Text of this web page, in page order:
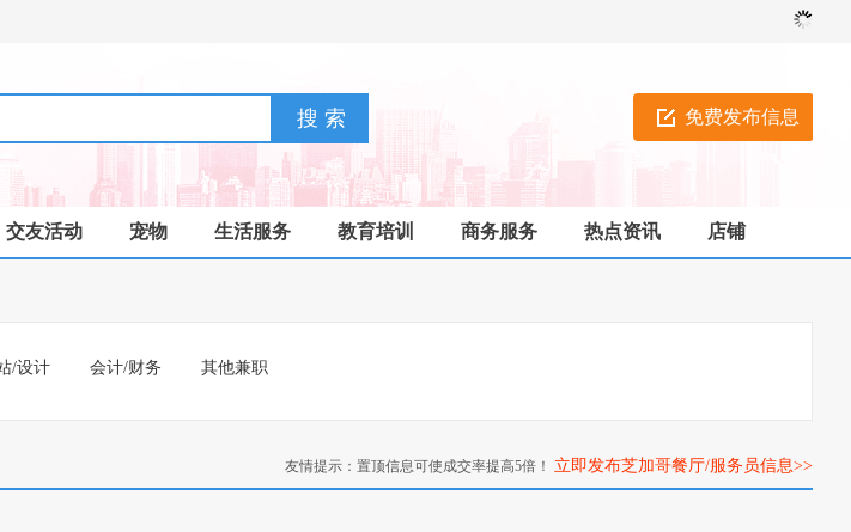
免费发布信息
交友活动 宠物 生活服务 教育培训 商务服务 热点资讯 店铺
/设计 会计/财务 其他兼职
友情提示：置顶信息可使成交率提高5倍！ 立即发布芝加哥餐厅/服务员信息>>